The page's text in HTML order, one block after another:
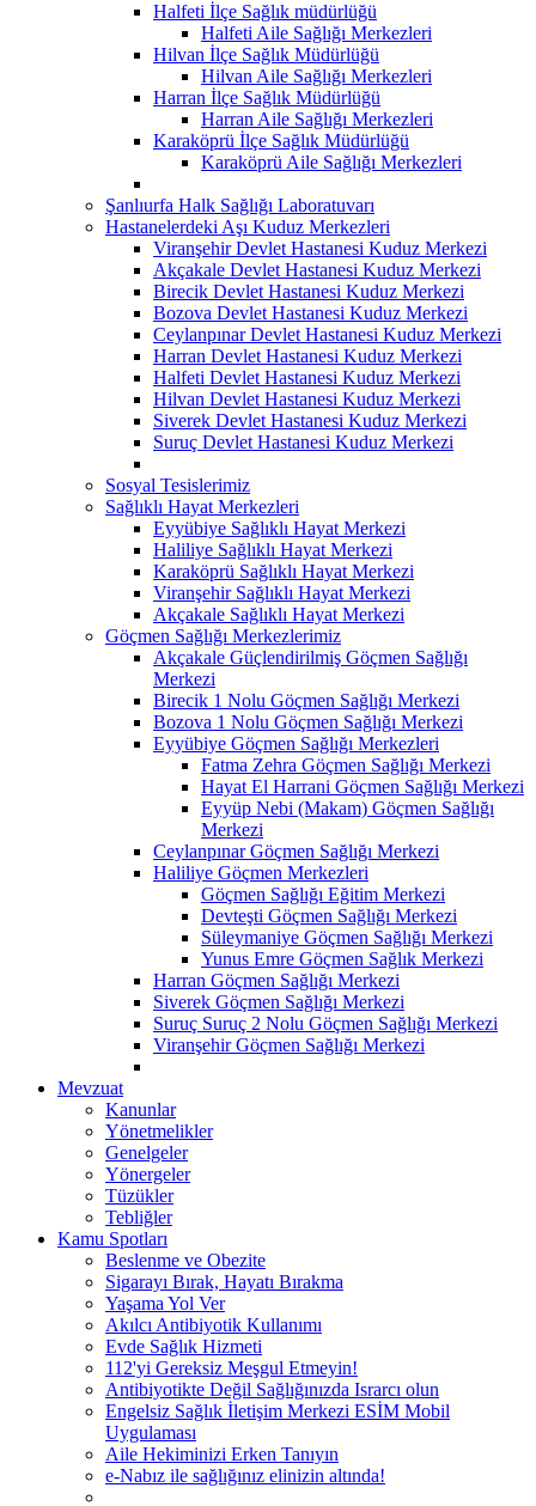
Halfeti İlçe Sağlık müdürlüğü
Halfeti Aile Sağlığı Merkezleri
Hilvan İlçe Sağlık Müdürlüğü
Hilvan Aile Sağlığı Merkezleri
Harran İlçe Sağlık Müdürlüğü
Harran Aile Sağlığı Merkezleri
Karaköprü İlçe Sağlık Müdürlüğü
Karaköprü Aile Sağlığı Merkezleri
Şanlıurfa Halk Sağlığı Laboratuvarı
Hastanelerdeki Aşı Kuduz Merkezleri
Viranşehir Devlet Hastanesi Kuduz Merkezi
Akçakale Devlet Hastanesi Kuduz Merkezi
Birecik Devlet Hastanesi Kuduz Merkezi
Bozova Devlet Hastanesi Kuduz Merkezi
Ceylanpınar Devlet Hastanesi Kuduz Merkezi
Harran Devlet Hastanesi Kuduz Merkezi
Halfeti Devlet Hastanesi Kuduz Merkezi
Hilvan Devlet Hastanesi Kuduz Merkezi
Siverek Devlet Hastanesi Kuduz Merkezi
Suruç Devlet Hastanesi Kuduz Merkezi
Sosyal Tesislerimiz
Sağlıklı Hayat Merkezleri
Eyyübiye Sağlıklı Hayat Merkezi
Haliliye Sağlıklı Hayat Merkezi
Karaköprü Sağlıklı Hayat Merkezi
Viranşehir Sağlıklı Hayat Merkezi
Akçakale Sağlıklı Hayat Merkezi
Göçmen Sağlığı Merkezlerimiz
Akçakale Güçlendirilmiş Göçmen Sağlığı
Merkezi
Birecik 1 Nolu Göçmen Sağlığı Merkezi
Bozova 1 Nolu Göçmen Sağlığı Merkezi
Eyyübiye Göçmen Sağlığı Merkezleri
Fatma Zehra Göçmen Sağlığı Merkezi
Hayat El Harrani Göçmen Sağlığı Merkezi
Eyyüp Nebi (Makam) Göçmen Sağlığı
Merkezi
Ceylanpınar Göçmen Sağlığı Merkezi
Haliliye Göçmen Merkezleri
Göçmen Sağlığı Eğitim Merkezi
Devteşti Göçmen Sağlığı Merkezi
Süleymaniye Göçmen Sağlığı Merkezi
Yunus Emre Göçmen Sağlık Merkezi
Harran Göçmen Sağlığı Merkezi
Siverek Göçmen Sağlığı Merkezi
Suruç Suruç 2 Nolu Göçmen Sağlığı Merkezi
Viranşehir Göçmen Sağlığı Merkezi
Mevzuat
Kanunlar
Yönetmelikler
Genelgeler
Yönergeler
Tüzükler
Tebliğler
Kamu Spotları
Beslenme ve Obezite
Sigarayı Bırak, Hayatı Bırakma
Yaşama Yol Ver
Akılcı Antibiyotik Kullanımı
Evde Sağlık Hizmeti
112'yi Gereksiz Meşgul Etmeyin!
Antibiyotikte Değil Sağlığınızda Israrcı olun
Engelsiz Sağlık İletişim Merkezi ESİM Mobil
Uygulaması
Aile Hekiminizi Erken Tanıyın
e-Nabız ile sağlığınız elinizin altında!